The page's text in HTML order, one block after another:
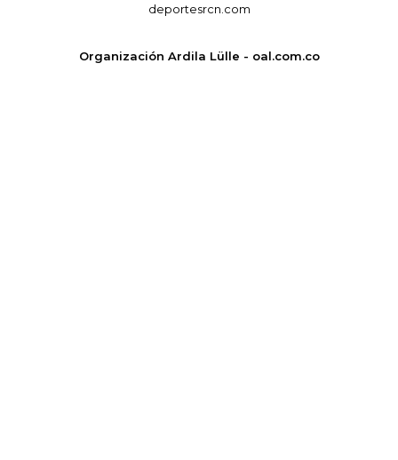
deportesrcn.com
Organización Ardila Lülle - oal.com.co